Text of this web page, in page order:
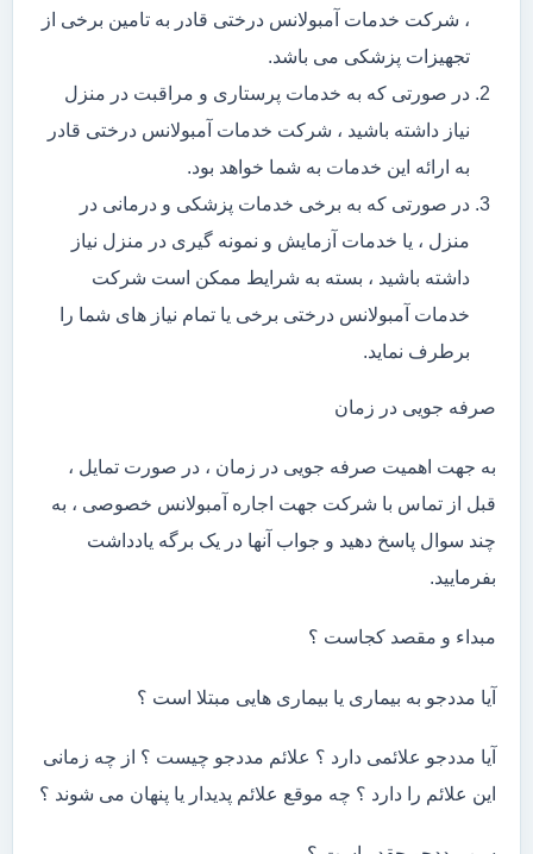
، شرکت خدمات آمبولانس درختی قادر به تامین برخی از
تجهیزات پزشکی می باشد.
در صورتی که به خدمات پرستاری و مراقبت در منزل
نیاز داشته باشید ، شرکت خدمات آمبولانس درختی قادر
به ارائه این خدمات به شما خواهد بود.
در صورتی که به برخی خدمات پزشکی و درمانی در
منزل ، یا خدمات آزمایش و نمونه گیری در منزل نیاز
داشته باشید ، بسته به شرایط ممکن است شرکت
خدمات آمبولانس درختی برخی یا تمام نیاز های شما را
برطرف نماید.
صرفه جویی در زمان
به جهت اهمیت صرفه جویی در زمان ، در صورت تمایل ،
قبل از تماس با شرکت جهت اجاره آمبولانس خصوصی ، به
چند سوال پاسخ دهید و جواب آنها در یک برگه یادداشت
بفرمایید.
مبداء و مقصد کجاست ؟
آیا مددجو به بیماری یا بیماری هایی مبتلا است ؟
آیا مددجو علائمی دارد ؟ علائم مددجو چیست ؟ از چه زمانی
این علائم را دارد ؟ چه موقع علائم پدیدار یا پنهان می شوند ؟